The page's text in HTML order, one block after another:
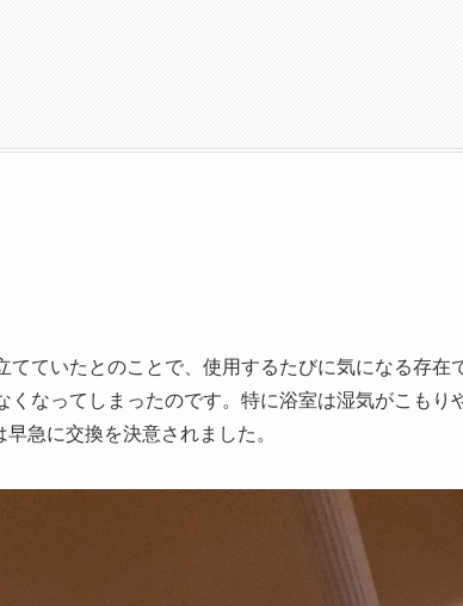
てていたとのことで、使用するたびに気になる存在
くなってしまったのです。特に浴室は湿気がこもり
急に交換を決意されました。